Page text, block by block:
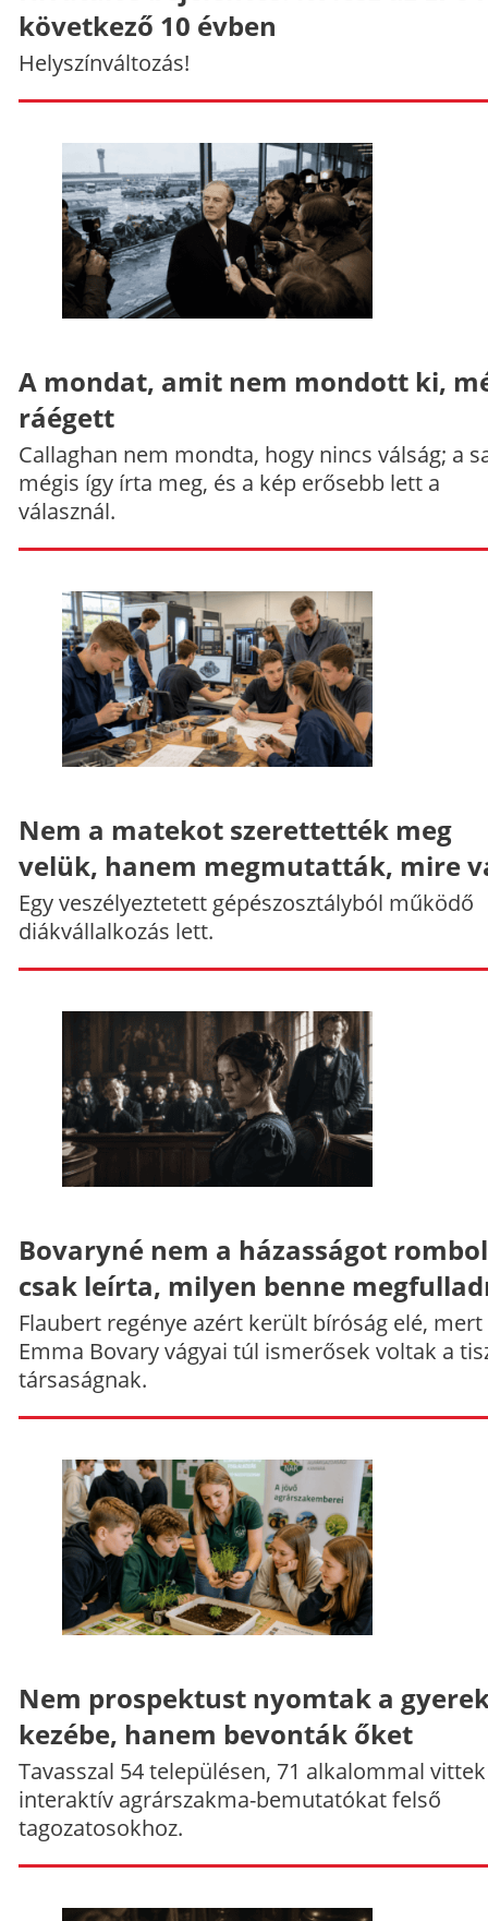
következő 10 évben
Helyszínváltozás!
A mondat, amit nem mondott ki,
ráégett
Callaghan nem mondta, hogy nincs válság; a
mégis így írta meg, és a kép erősebb lett a
válasznál.
Nem a matekot szerettették meg
velük, hanem megmutatták, mire
Egy veszélyeztetett gépészosztályból működő
diákvállalkozás lett.
Bovaryné nem a házasságot
csak leírta, milyen benne
Flaubert regénye azért került bíróság elé, mert
Emma Bovary vágyai túl ismerősek voltak a
társaságnak.
Nem prospektust nyomtak a
kezébe, hanem bevonták őket
Tavasszal 54 településen, 71 alkalommal vittek
interaktív agrárszakma-bemutatókat felső
tagozatosokhoz.